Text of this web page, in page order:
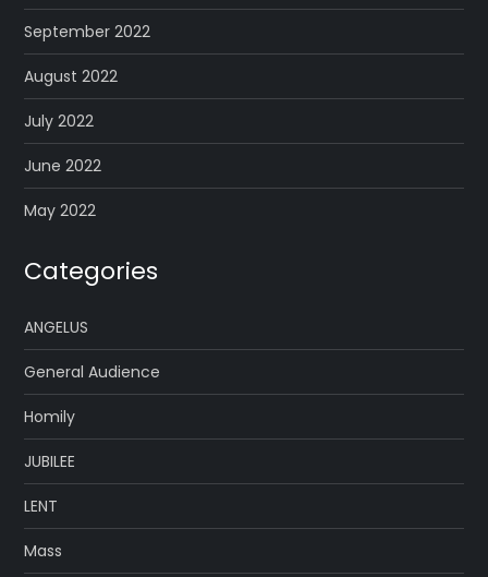
September 2022
August 2022
July 2022
June 2022
May 2022
Categories
ANGELUS
General Audience
Homily
JUBILEE
LENT
Mass